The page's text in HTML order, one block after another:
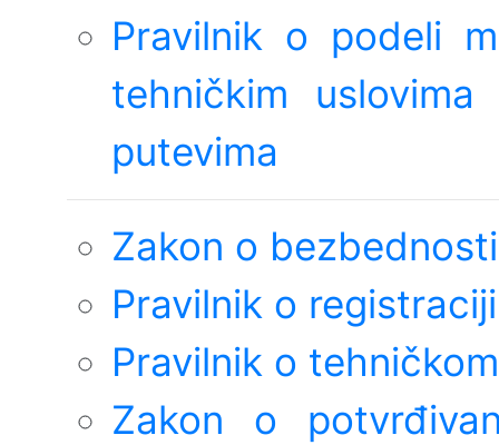
Pravilnik o podeli
tehničkim
putevima
Zakon o
Pravilnik o
Pravilnik o
Zakon o